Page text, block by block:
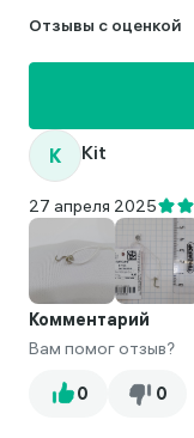
K Kit
27 апреля 2025
Комментарий
Вам помог отзыв?
Отзывы с оценкой